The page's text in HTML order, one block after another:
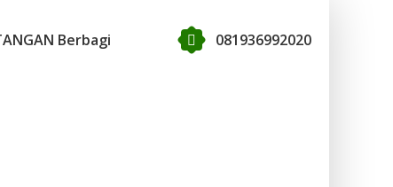
Berbagi 081936992020